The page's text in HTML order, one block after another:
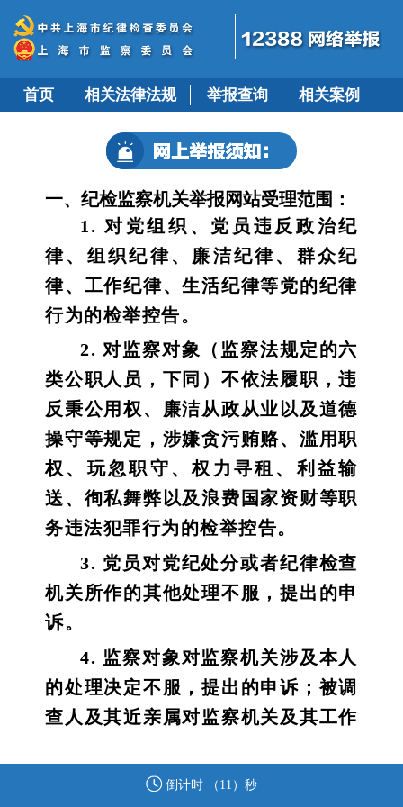
首页 相关法律法规 举报查询 相关案例
一、纪检监察机关举报网站受理范围：
1. 对党组织、党员违反政治纪
律、组织纪律、廉洁纪律、群众纪
律、工作纪律、生活纪律等党的纪律
行为的检举控告。
2. 对监察对象（监察法规定的六
类公职人员，下同）不依法履职，违
反秉公用权、廉洁从政从业以及道德
操守等规定，涉嫌贪污贿赂、滥用职
权、玩忽职守、权力寻租、利益输
送、徇私舞弊以及浪费国家资财等职
务违法犯罪行为的检举控告。
3. 党员对党纪处分或者纪律检查
机关所作的其他处理不服，提出的申
诉。
4. 监察对象对监察机关涉及本人
的处理决定不服，提出的申诉；被调
查人及其近亲属对监察机关及其工作
法权益的行为，提出的申诉。
倒计时 （ 11 ）秒